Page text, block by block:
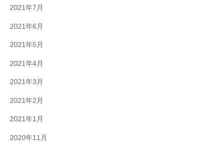
2021年7月
2021年6月
2021年5月
2021年4月
2021年3月
2021年2月
2021年1月
2020年11月